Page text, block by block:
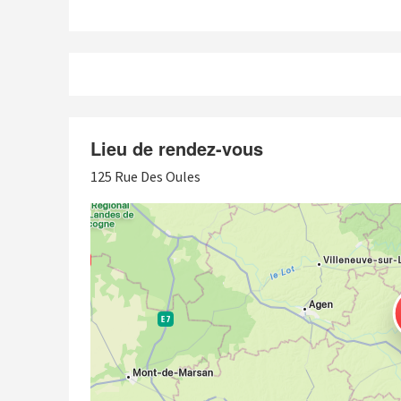
Lieu de rendez-vous
125 Rue Des Oules